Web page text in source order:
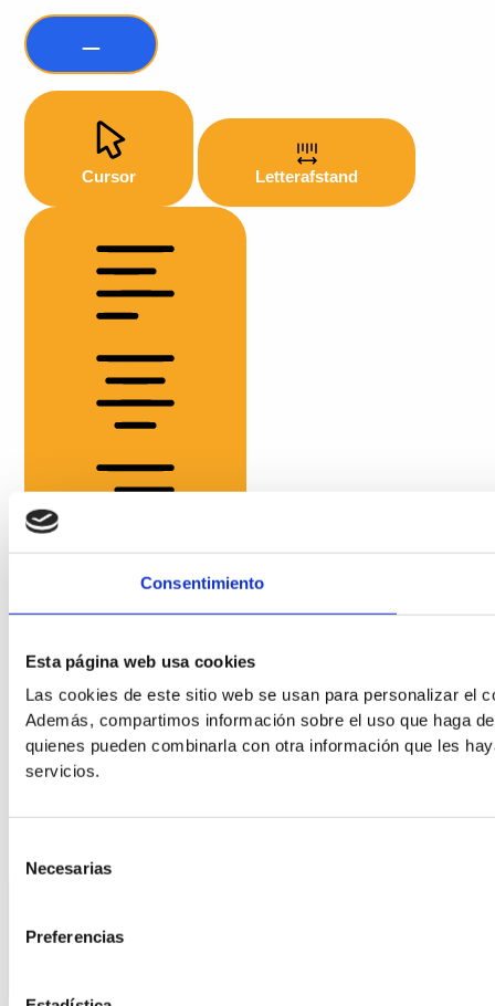
Consentimiento
Esta página web usa cookies
Las cookies de este sitio web se usan para personalizar el
Además, compartimos información sobre el uso que haga
quienes pueden combinarla con otra información que les
servicios.
Necesarias
Preferencias
Cursor Letterafstand
Lettertypegewicht